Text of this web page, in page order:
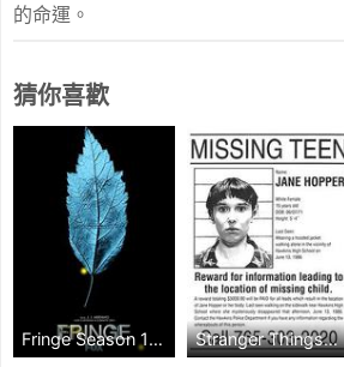
的命運。
猜你喜歡
Fringe Season 1 線上看
Stranger Things Season 5 線上看